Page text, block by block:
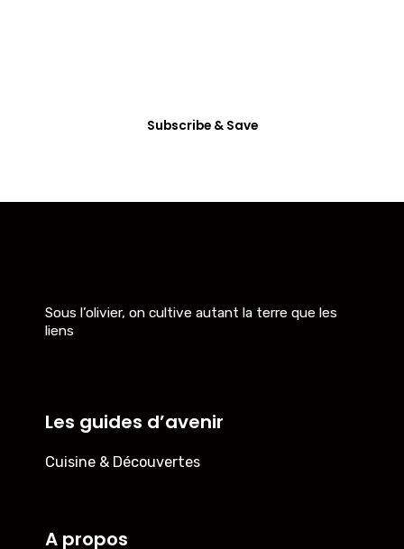
Subscribe & Save
Sous l’olivier, on cultive autant la terre que les
liens
Les guides d’avenir
Cuisine & Découvertes
A propos